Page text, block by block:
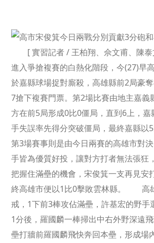
[ 實習記者 / 王柏翔、佘文甫、陳泰
進入爭搶複賽的白熱化階段，今(27)早
於嘉縣球場捉對廝殺，高雄縣前2局豪
7搶下複賽門票。第2場比賽由地主嘉義
方在前5局形成0比0僵局，直到6上，嘉
手失誤率先得分突破僵局，最終嘉縣以5
第3場賽事則是由今日兩賽的高雄市對
手皆為優質好投，讓對方打者無法張狂
把握住滿壘的機會，宋俊箕一支再見安
終高雄市便以1比0擊敗雲林縣。 高
戒，1下前3棒攻佔滿壘，許基宏的野手
1分後，羅國麟一棒掃出中右外野深遠
壘打牆前羅國麟飛快奔回本壘，形成場